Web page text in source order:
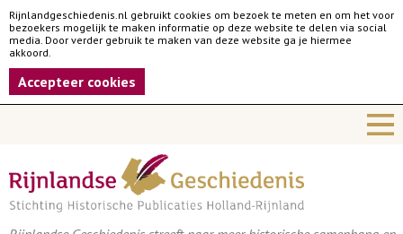
Rijnlandgeschiedenis.nl gebruikt cookies om bezoek te meten en om het voor
bezoekers mogelijk te maken informatie op deze website te delen via social
media. Door verder gebruik te maken van deze website ga je hiermee
akkoord.
Accepteer cookies